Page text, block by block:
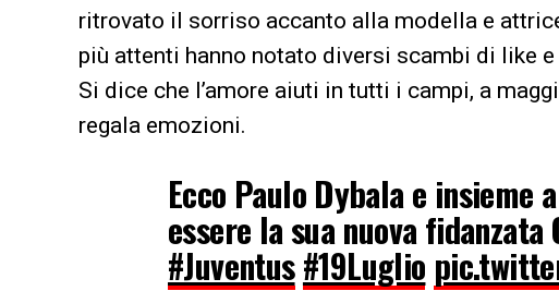
ritrovato il sorriso accanto alla modella e
più attenti hanno notato diversi scambi di like
Si dice che l’amore aiuti in tutti i campi, a
regala emozioni.
Ecco Paulo Dybala e insieme
essere la sua nuova fidanzata
#Juventus#19Luglio